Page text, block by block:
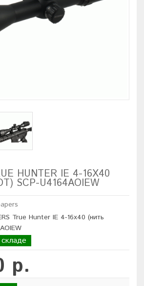
HUNTER IE 4-16X40
SCP-U4164AOIEW
True Hunter IE 4-16x40 (нить
р.